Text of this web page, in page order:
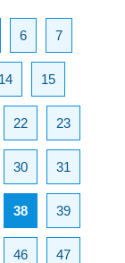
6 7
14 15
22 23
30 31
38 39
46 47